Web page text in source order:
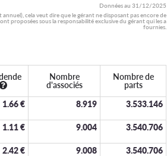
Données au 31/12/2025
cela veut dire que le gérant ne disposant pas encore de
proposées sous la responsabilité exclusive du gérant qui les a
fournies.
Nombre
d'associés
Nombre de
parts
1.66€ 8.919 3.533.146
1.11€ 9.004 3.540.706
2.42€ 9.008 3.540.706